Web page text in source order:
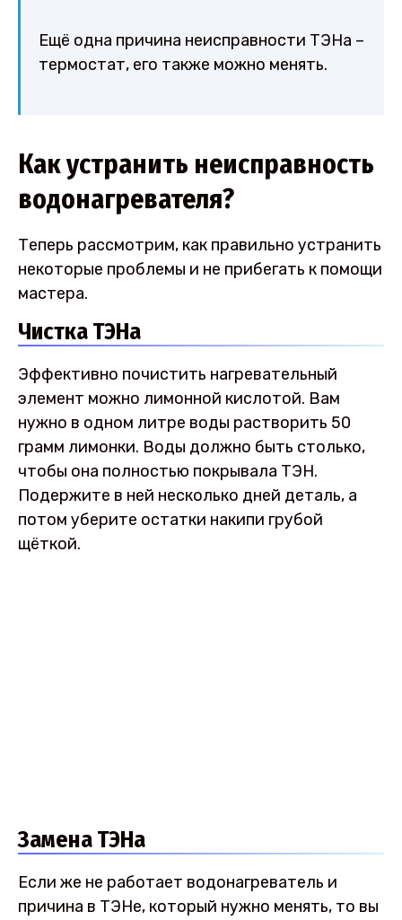
Ещё одна причина неисправности ТЭНа –
термостат, его также можно менять.
Как устранить неисправность
водонагревателя?
Теперь рассмотрим, как правильно устранить
некоторые проблемы и не прибегать к помощи
мастера.
Чистка ТЭНа
Эффективно почистить нагревательный
элемент можно лимонной кислотой. Вам
нужно в одном литре воды растворить 50
грамм лимонки. Воды должно быть столько,
чтобы она полностью покрывала ТЭН.
Подержите в ней несколько дней деталь, а
потом уберите остатки накипи грубой
щёткой.
Замена ТЭНа
Если же не работает водонагреватель и
причина в ТЭНе, который нужно менять, то вы